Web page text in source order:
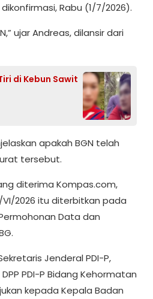
Rabu (1/7/2026).
ujar Andreas, dilansir dari
di Kebun Sawit
apakah BGN telah
tersebut.
diterima Kompas.com,
2026 itu diterbitkan pada
Data dan
Jenderal PDI-P,
PDI-P Bidang Kehormatan
kepada Kepala Badan